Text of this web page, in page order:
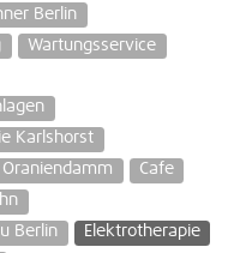
Berlin
Wartungsservice
Karlshorst
Cafe
Berlin
Elektrotherapie